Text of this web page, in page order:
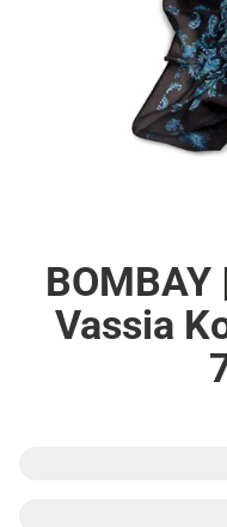
BOMBAY
Vassia